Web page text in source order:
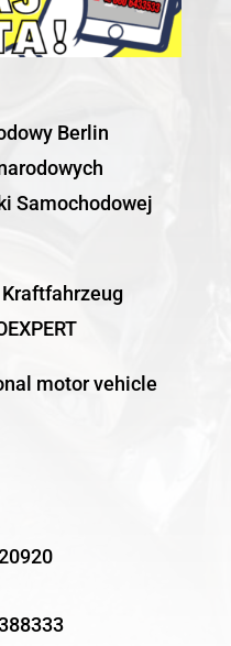
Berlin
Samochodowej
motor vehicle